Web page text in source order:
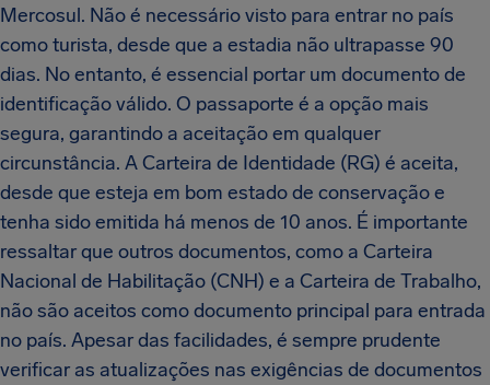
Mercosul. Não é necessário visto para entrar no país
como turista, desde que a estadia não ultrapasse 90
dias. No entanto, é essencial portar um documento de
identificação válido. O passaporte é a opção mais
segura, garantindo a aceitação em qualquer
circunstância. A Carteira de Identidade (RG) é aceita,
desde que esteja em bom estado de conservação e
tenha sido emitida há menos de 10 anos. É importante
ressaltar que outros documentos, como a Carteira
Nacional de Habilitação (CNH) e a Carteira de Trabalho,
não são aceitos como documento principal para entrada
no país. Apesar das facilidades, é sempre prudente
verificar as atualizações nas exigências de documentos